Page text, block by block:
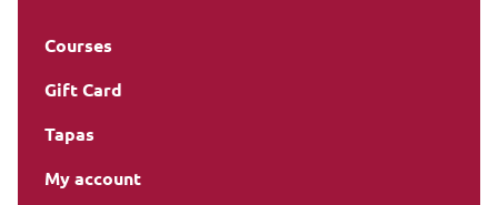
Courses
Gift Card
Tapas
My account